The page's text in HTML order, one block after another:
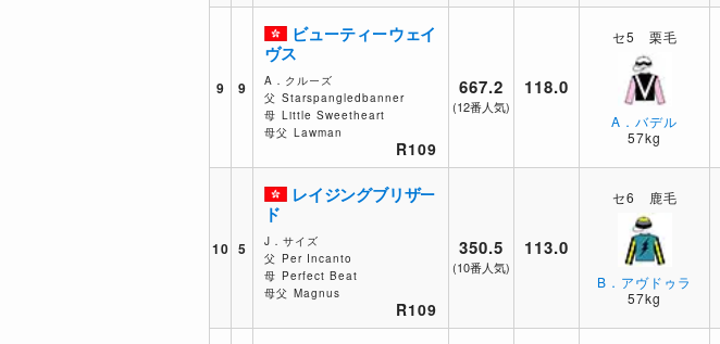
9 9
ビューティーウェイ
ヴス
A．クルーズ
父 Starspangledbanner
母 Little Sweetheart
母父 Lawman
R109
667.2
(12番人気)
118.0
セ5 栗毛
A．バデル
57kg
10 5
レイジングブリザー
ド
J．サイズ
父 Per Incanto
母 Perfect Beat
母父 Magnus
R109
350.5
(10番人気)
113.0
セ6 鹿毛
B．アヴドゥラ
57kg